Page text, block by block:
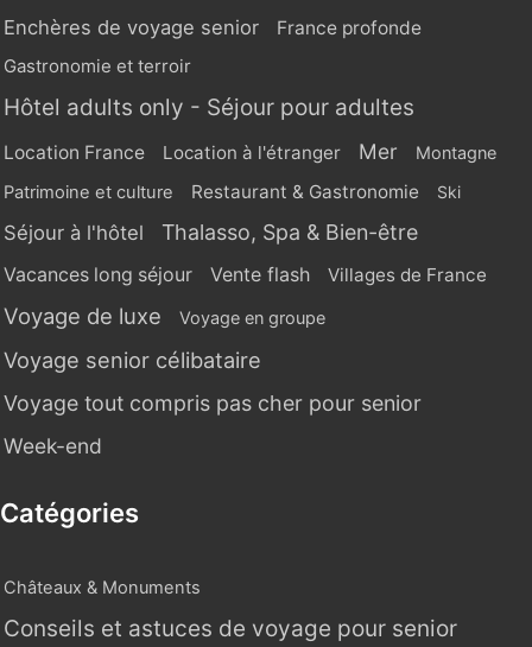
Enchères de voyage senior
France profonde
Gastronomie et terroir
Hôtel adults only - Séjour pour adultes
Location France Location à l'étranger Mer Montagne
Patrimoine et culture Restaurant & Gastronomie Ski
Séjour à l'hôtel Thalasso, Spa & Bien-être
Vacances long séjour Vente flash Villages de France
Voyage de luxe Voyage en groupe
Voyage senior célibataire
Voyage tout compris pas cher pour senior
Week-end
Catégories
Châteaux & Monuments
Conseils et astuces de voyage pour senior